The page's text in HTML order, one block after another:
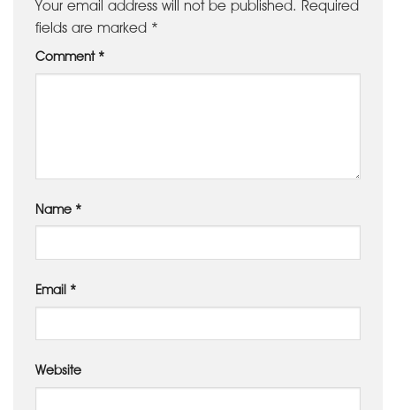
Your email address will not be published.
Required
fields are marked
*
Comment *
Name *
Email *
Website